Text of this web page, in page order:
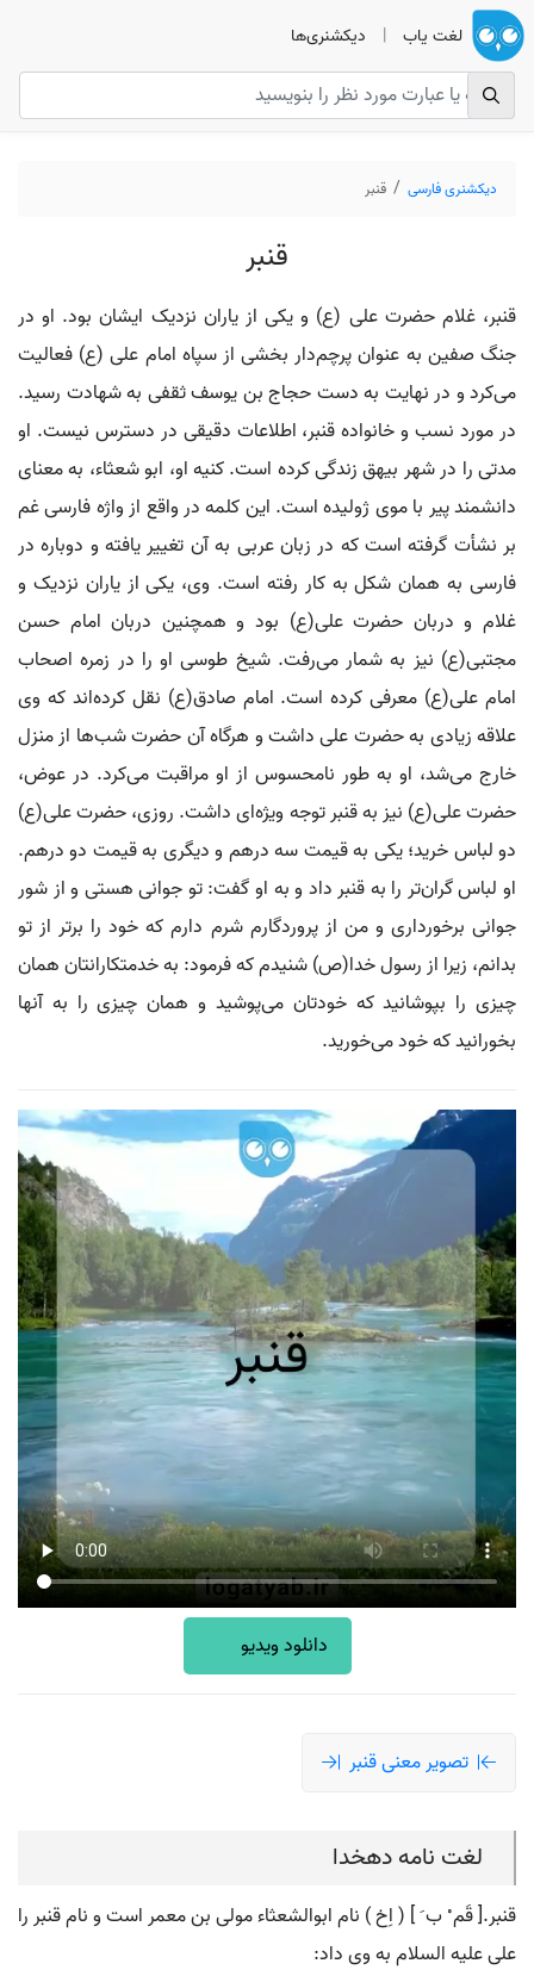
لغت یاب | دیکشنری‌ها
دیکشنری فارسی قنبر
قنبر
قنبر، غلام حضرت علی (ع) و یکی از یاران نزدیک ایشان بود. او در
جنگ صفین به عنوان پرچم‌دار بخشی از سپاه امام علی (ع) فعالیت
می‌کرد و در نهایت به دست حجاج بن یوسف ثقفی به شهادت رسید.
در مورد نسب و خانواده قنبر، اطلاعات دقیقی در دسترس نیست. او
مدتی را در شهر بیهق زندگی کرده است. کنیه او، ابو شعثاء، به معنای
دانشمند پیر با موی ژولیده است. این کلمه در واقع از واژه فارسی غم
بر نشأت گرفته است که در زبان عربی به آن تغییر یافته و دوباره در
فارسی به همان شکل به کار رفته است. وی، یکی از یاران نزدیک و
غلام و دربان حضرت علی(ع) بود و همچنین دربان امام حسن
مجتبی(ع) نیز به شمار می‌رفت. شیخ طوسی او را در زمره اصحاب
امام علی(ع) معرفی کرده است. امام صادق(ع) نقل کرده‌اند که وی
علاقه زیادی به حضرت علی داشت و هرگاه آن حضرت شب‌ها از منزل
خارج می‌شد، او به طور نامحسوس از او مراقبت می‌کرد. در عوض،
حضرت علی(ع) نیز به قنبر توجه ویژه‌ای داشت. روزی، حضرت علی(ع)
دو لباس خرید؛ یکی به قیمت سه درهم و دیگری به قیمت دو درهم.
او لباس گران‌تر را به قنبر داد و به او گفت: تو جوانی هستی و از شور
جوانی برخورداری و من از پروردگارم شرم دارم که خود را برتر از تو
بدانم، زیرا از رسول خدا(ص) شنیدم که فرمود: به خدمتکارانتان همان
چیزی را بپوشانید که خودتان می‌پوشید و همان چیزی را به آنها
بخورانید که خود می‌خورید.
دانلود ویدیو
تصویر معنی قنبر
لغت نامه دهخدا
قنبر.[ قَم ْ ب َ ] ( اِخ ) نام ابوالشعثاء مولی بن معمر است و نام قنبر را
علی علیه السلام به وی داد: